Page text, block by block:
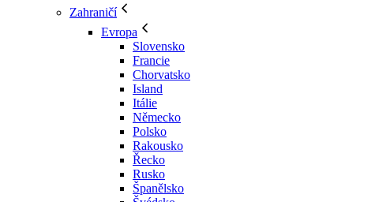
Zahraničí
Evropa
Slovensko
Francie
Chorvatsko
Island
Itálie
Německo
Polsko
Rakousko
Řecko
Rusko
Španělsko